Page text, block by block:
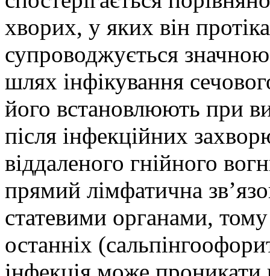
хворих, у яких він
супроводжується
шлях інфікування
його встановлюють при
після інфекційних
віддаленого гнійного
прямий лімфатична
статевими органами,
останніх